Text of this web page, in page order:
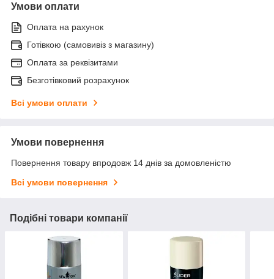
Умови оплати
Оплата на рахунок
Готівкою (самовивіз з магазину)
Оплата за реквізитами
Безготівковий розрахунок
Всі умови оплати
Умови повернення
Повернення товару впродовж 14 днів за домовленістю
Всі умови повернення
Подібні товари компанії